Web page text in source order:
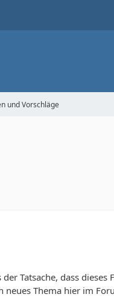
und Vorschläge
Tatsache, dass
neues Thema hier im